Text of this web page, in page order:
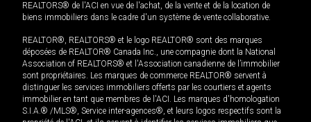
REALTORS® de l'ACI en vue de l'achat, de la vente et de la location de
biens immobiliers dans le cadre d'un système de vente collaborative.
REALTOR®, REALTORS® et le logo REALTOR® sont des marques
déposées de REALTOR® Canada Inc., une compagnie dont la National
Association of REALTORS® et l'Association canadienne de l’immobilier
sont propriétaires. Les marques de commerce REALTOR® servent à
distinguer les services immobiliers offerts par les courtiers et agents
immobilier en tant que membres de l'ACI. Les marques d'homologation
S.I.A.® /MLS®, Service inter-agences®, et leurs logos respectifs sont la